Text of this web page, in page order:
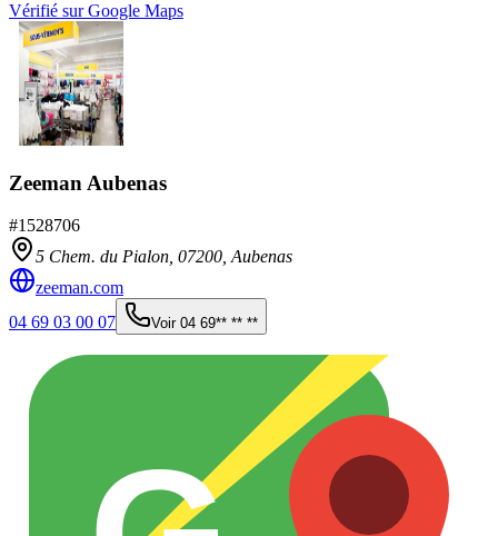
Vérifié sur Google Maps
Zeeman Aubenas
#1528706
5 Chem. du Pialon, 07200,Aubenas
zeeman.com
04 69 03 00 07
Voir 04 69** ** **